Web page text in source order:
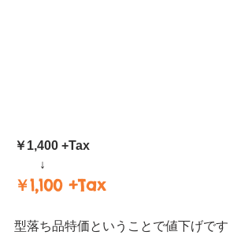
￥1,400 +Tax
↓
￥1,100 +Tax
型落ち品特価ということで値下げです